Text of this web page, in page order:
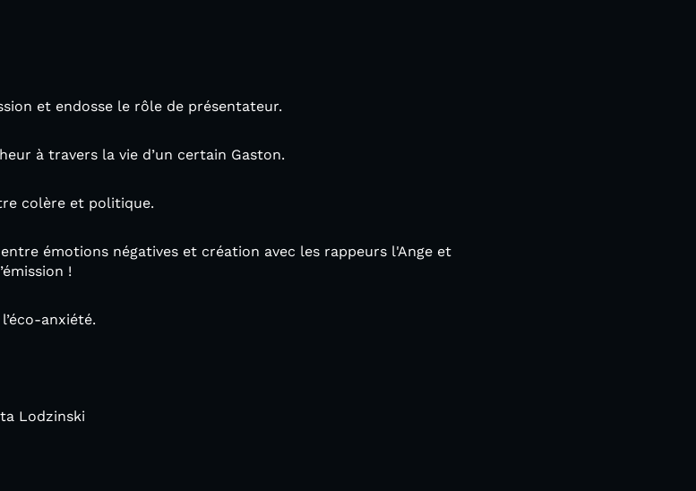
et endosse le rôle de présentateur.
à travers la vie d’un certain Gaston.
colère et politique.
émotions négatives et création avec les rappeurs l'Ange et
!
anxiété.
Lodzinski